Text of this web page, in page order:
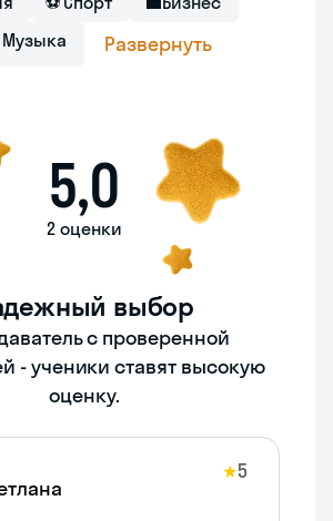
Музыка Развернуть
5,0
2 оценки
выбор
с проверенной
- ученики ставят высокую
оценку.
★5